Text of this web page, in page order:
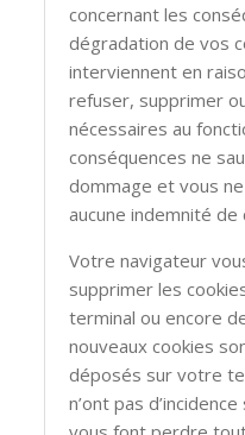
concernant les
dégradation de vos
interviennent en
refuser, supprimer
nécessaires au
conséquences ne
dommage et vous
aucune indemnité de
Votre navigateur
supprimer les
terminal ou encore
nouveaux cookies
déposés sur votre
n’ont pas